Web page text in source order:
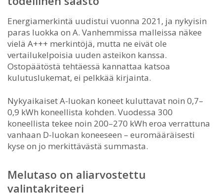
Energiamerkintä uudistui vuonna 2021, ja nykyisin
paras luokka on A. Vanhemmissa malleissa näkee
vielä A+++ merkintöjä, mutta ne eivät ole
vertailukelpoisia uuden asteikon kanssa.
Ostopäätöstä tehtäessä kannattaa katsoa
kulutuslukemat, ei pelkkää kirjainta.
Nykyaikaiset A-luokan koneet kuluttavat noin 0,7–
0,9 kWh koneellista kohden. Vuodessa 300
koneellista tekee noin 200–270 kWh eroa verrattuna
vanhaan D-luokan koneeseen – euromääräisesti
kyse on jo merkittävästä summasta.
Melutaso on aliarvostettu
valintakriteeri